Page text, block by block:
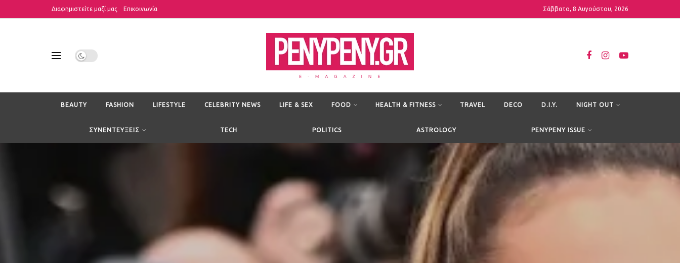
Διαφημιστείτε μαζί μας Επικοινωνία Σάββατο, 8 Αυγούστου, 2026
BEAUTY FASHION LIFESTYLE CELEBRITY NEWS LIFE & SEX FOOD HEALTH & FITNESS TRAVEL DECO D.I.Y. NIGHT OUT
ΣΥΝΕΝΤΕΥΞΕΙΣ TECH POLITICS ASTROLOGY PENYPENY ISSUE